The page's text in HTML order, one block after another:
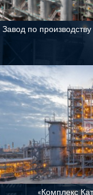
Завод по
«Комплекс